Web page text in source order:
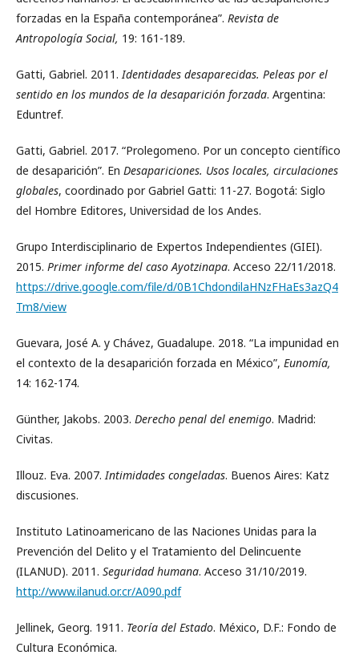
forzadas en la España contemporánea”. Revista de
Antropología Social, 19: 161-189.
Gatti, Gabriel. 2011.Identidades desaparecidas. Peleas por el
sentido en los mundos de la desaparición forzada. Argentina:
Eduntref.
Gatti, Gabriel. 2017. “Prolegomeno. Por un concepto científico
de desaparición”. En Desapariciones. Usos locales, circulaciones
globales, coordinado por Gabriel Gatti: 11-27. Bogotá: Siglo
del Hombre Editores, Universidad de los Andes.
Grupo Interdisciplinario de Expertos Independientes (GIEI).
2015. Primer informe del caso Ayotzinapa. Acceso 22/11/2018.
https://drive.google.com/file/d/0B1ChdondilaHNzFHaEs3azQ4
Tm8/view
Guevara, José A. y Chávez, Guadalupe. 2018. “La impunidad en
el contexto de la desaparición forzada en México”, Eunomía,
14: 162-174.
Günther, Jakobs. 2003. Derecho penal del enemigo. Madrid:
Civitas.
Illouz. Eva. 2007.Intimidades congeladas. Buenos Aires: Katz
discusiones.
Instituto Latinoamericano de las Naciones Unidas para la
Prevención del Delito y el Tratamiento del Delincuente
(ILANUD). 2011. Seguridad humana. Acceso 31/10/2019.
http://www.ilanud.or.cr/A090.pdf
Jellinek, Georg. 1911. Teoría del Estado. México, D.F.: Fondo de
Cultura Económica.